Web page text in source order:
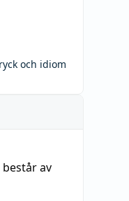
och idiom
av